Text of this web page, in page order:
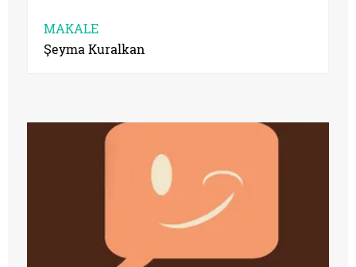
MAKALE
Şeyma Kuralkan